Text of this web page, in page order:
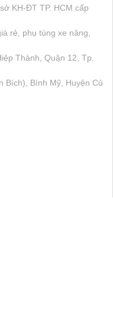
KH-ĐT TP. HCM cấp
rẻ, phụ tùng xe nâng,
Thành, Quận 12, Tp.
Bích), Bình Mỹ, Huyện Củ